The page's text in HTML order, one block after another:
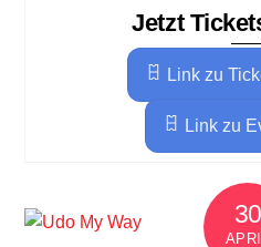
Jetzt
Link zu
Link zu
30